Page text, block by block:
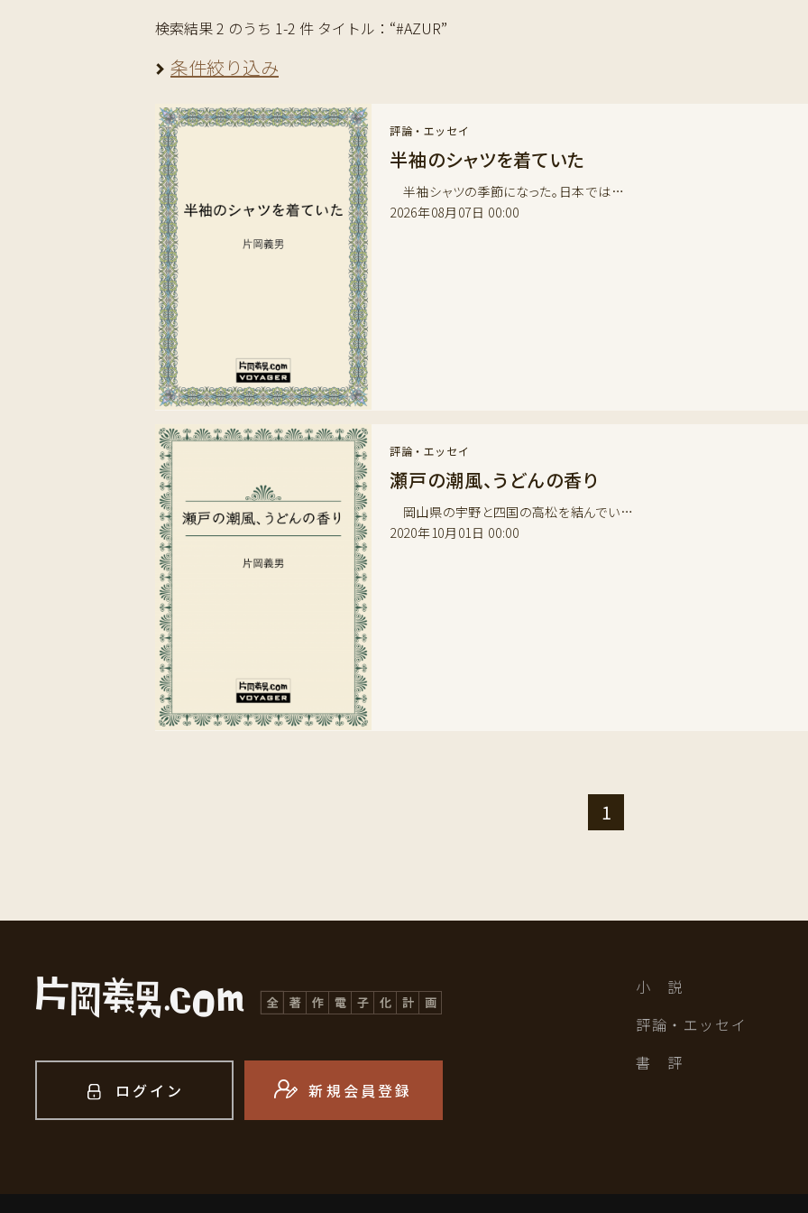
検索結果 2 のうち 1-2 件 タイトル：“#AZUR”
条件絞り込み
評論・エッセイ
半袖のシャツを着ていた
半袖シャツの季節になった。日本では…
2026年08月07日 00:00
評論・エッセイ
瀬戸の潮風、うどんの香り
岡山県の宇野と四国の高松を結んでい…
2020年10月01日 00:00
1
ログイン 新規会員登録
小 説
評論・エッセイ
書 評